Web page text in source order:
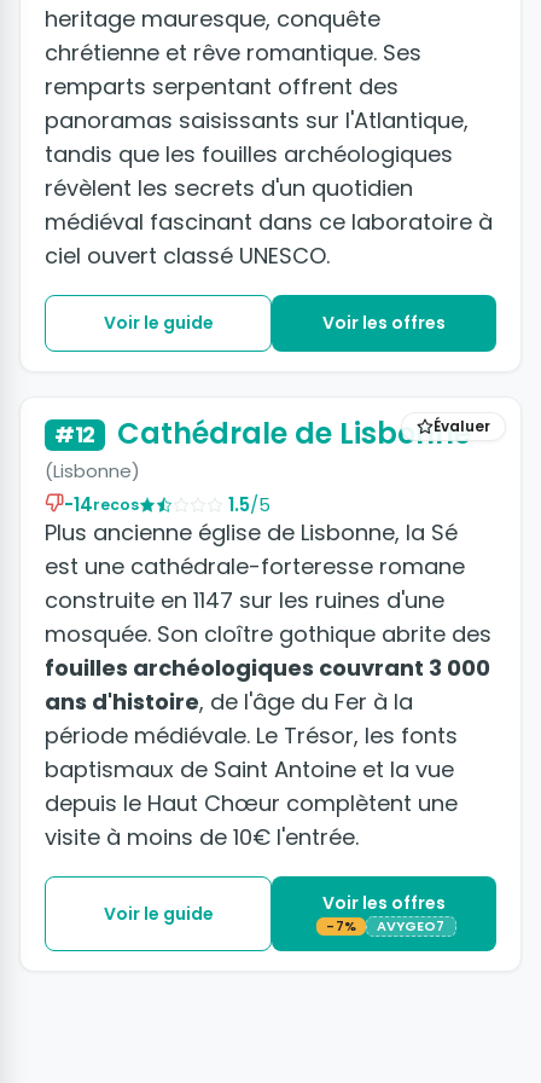
heritage mauresque, conquête
chrétienne et rêve romantique. Ses
remparts serpentant offrent des
panoramas saisissants sur l'Atlantique,
tandis que les fouilles archéologiques
révèlent les secrets d'un quotidien
médiéval fascinant dans ce laboratoire à
ciel ouvert classé UNESCO.
Voir le guide Voir les offres
Évaluer
#12 Cathédrale de Lisbonne
(Lisbonne)
-14recos 1.5/5
Plus ancienne église de Lisbonne, la Sé
est une cathédrale-forteresse romane
construite en 1147 sur les ruines d'une
mosquée. Son cloître gothique abrite des
fouilles archéologiques couvrant 3 000
ans d'histoire, de l'âge du Fer à la
période médiévale. Le Trésor, les fonts
baptismaux de Saint Antoine et la vue
depuis le Haut Chœur complètent une
visite à moins de 10€ l'entrée.
Voir le guide Voir les offres
-7% AVYGEO7